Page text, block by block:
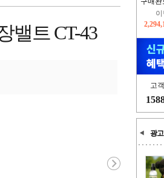
고
광고
밸트 CT-43